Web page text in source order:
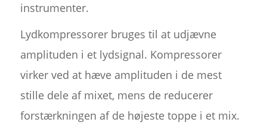
instrumenter.
Lydkompressorer bruges til at udjævne
amplituden i et lydsignal. Kompressorer
virker ved at hæve amplituden i de mest
stille dele af mixet, mens de reducerer
forstærkningen af de højeste toppe i et mix.